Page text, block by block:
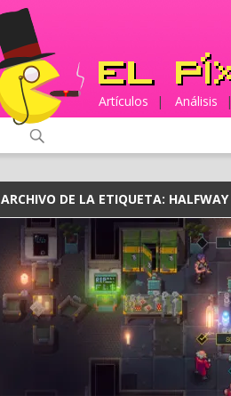
Artículos | Análisis |
ARCHIVO DE LA ETIQUETA: HALFWAY